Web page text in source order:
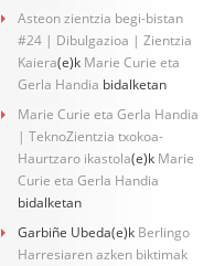
Asteon zientzia begi-bistan
#24 | Dibulgazioa | Zientzia
Kaiera(e)k Marie Curie eta
Gerla Handia bidalketan
Marie Curie eta Gerla Handia
| TeknoZientzia txokoa-
Haurtzaro ikastola(e)k Marie
Curie eta Gerla Handia
bidalketan
Garbiñe Ubeda(e)k Berlingo
Harresiaren azken biktimak